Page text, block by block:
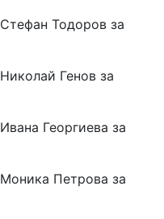
Стефан Тодоров за
Николай Генов за
Ивана Георгиева за
Моника Петрова за